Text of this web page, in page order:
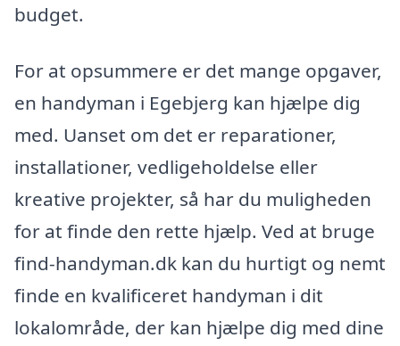
budget.
For at opsummere er det mange opgaver,
en handyman i Egebjerg kan hjælpe dig
med. Uanset om det er reparationer,
installationer, vedligeholdelse eller
kreative projekter, så har du muligheden
for at finde den rette hjælp. Ved at bruge
find-handyman.dk kan du hurtigt og nemt
finde en kvalificeret handyman i dit
lokalområde, der kan hjælpe dig med dine